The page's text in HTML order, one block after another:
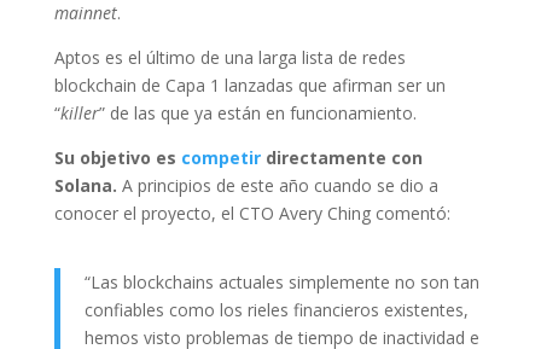
mainnet.
Aptos es el último de una larga lista de redes
blockchain de Capa 1 lanzadas que afirman ser un
“killer” de las que ya están en funcionamiento.
Su objetivo es competirdirectamente con
Solana. A principios de este año cuando se dio a
conocer el proyecto, el CTO Avery Ching comentó:
“Las blockchains actuales simplemente no son tan
confiables como los rieles financieros existentes,
hemos visto problemas de tiempo de inactividad e